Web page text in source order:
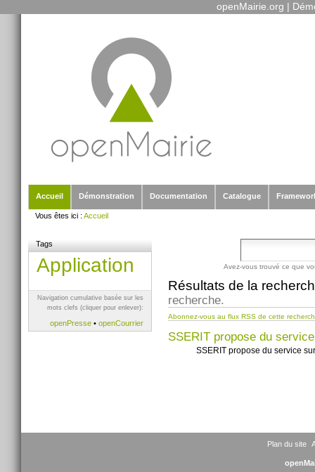
openMairie.org |
Accueil
Démonstration Documentation Catalogue
Vous êtes ici : Accueil
Tags
Application
Navigation cumulative basée sur les
mots clefs (cliquer pour enlever):
openPresse• openCourrier
Avez-vous trouvé ce que
Résultats de la
recherche.
Abonnez-vous au flux RSS de cette
SSERIT propose du
SSERIT propose du service
Plan du site